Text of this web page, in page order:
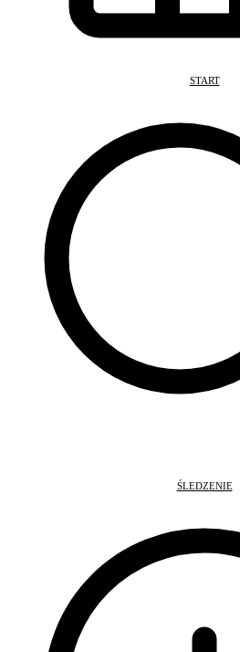
START
ŚLEDZENIE